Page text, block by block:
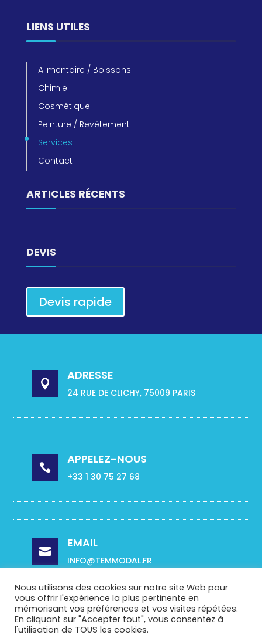
LIENS UTILES
Alimentaire / Boissons
Chimie
Cosmétique
Peinture / Revêtement
Services
Contact
ARTICLES RÉCENTS
DEVIS
Devis rapide

ADRESSE
24 RUE DE CLICHY, 75009 PARIS

APPELEZ-NOUS
+33 1 30 75 27 68

EMAIL
INFO@TEMMODAL.FR
© 2022 ALL RIGHTS RESERVED TEMMODAL –
Nous utilisons des cookies sur notre site Web pour
vous offrir l'expérience la plus pertinente en
mémorisant vos préférences et vos visites répétées.
En cliquant sur "Accepter tout", vous consentez à
l'utilisation de TOUS les cookies.